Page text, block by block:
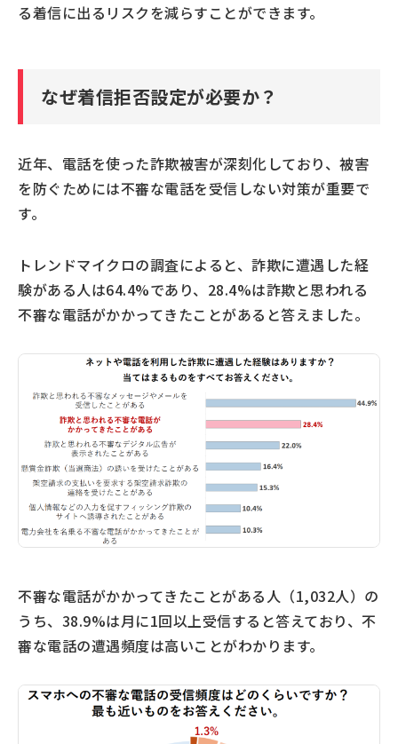
る着信に出るリスクを減らすことができます。
なぜ着信拒否設定が必要か？
近年、電話を使った詐欺被害が深刻化しており、被害
を防ぐためには不審な電話を受信しない対策が重要で
す。
トレンドマイクロの調査によると、詐欺に遭遇した経
験がある人は64.4%であり、28.4%は詐欺と思われる
不審な電話がかかってきたことがあると答えました。
不審な電話がかかってきたことがある人（1,032人）の
うち、38.9%は月に1回以上受信すると答えており、不
審な電話の遭遇頻度は高いことがわかります。